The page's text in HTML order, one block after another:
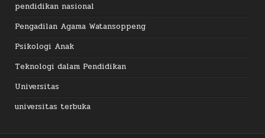
pendidikan nasional
Pengadilan Agama Watansoppeng
Psikologi Anak
Teknologi dalam Pendidikan
Universitas
universitas terbuka